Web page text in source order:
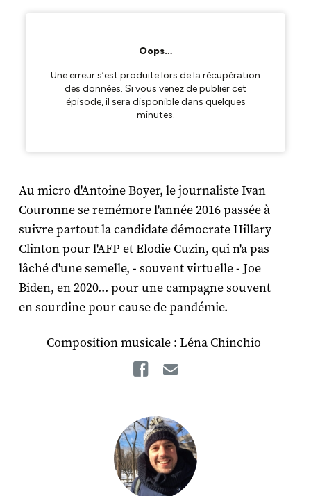
Au micro d'Antoine Boyer, le journaliste Ivan
Couronne se remémore l'année 2016 passée à
suivre partout la candidate démocrate Hillary
Clinton pour l'AFP et Elodie Cuzin, qui n'a pas
lâché d'une semelle, - souvent virtuelle - Joe
Biden, en 2020... pour une campagne souvent
en sourdine pour cause de pandémie.
Composition musicale : Léna Chinchio
Facebook